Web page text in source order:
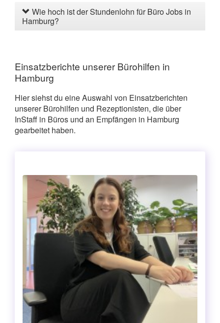
Wie hoch ist der Stundenlohn für Büro Jobs in
Hamburg?
Einsatzberichte unserer Bürohilfen in
Hamburg
Hier siehst du eine Auswahl von Einsatzberichten
unserer Bürohilfen und Rezeptionisten, die über
InStaff in Büros und an Empfängen in Hamburg
gearbeitet haben.